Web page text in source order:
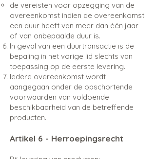
de vereisten voor opzegging van de
overeenkomst indien de overeenkomst
een duur heeft van meer dan één jaar
of van onbepaalde duur is.
In geval van een duurtransactie is de
bepaling in het vorige lid slechts van
toepassing op de eerste levering.
Iedere overeenkomst wordt
aangegaan onder de opschortende
voorwaarden van voldoende
beschikbaarheid van de betreffende
producten.
Artikel 6 - Herroepingsrecht